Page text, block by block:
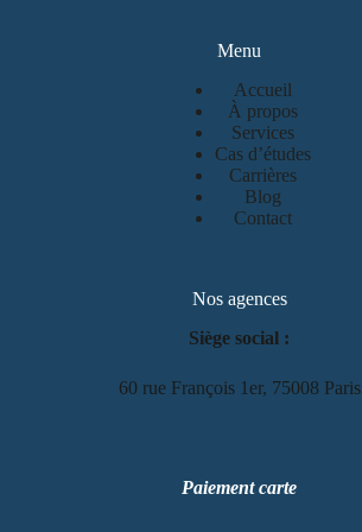
Menu
Accueil
À propos
Services
Cas d’études
Carrières
Blog
Contact
Nos agences
Siège social :
60 rue François 1er, 75008 Paris
Paiement carte